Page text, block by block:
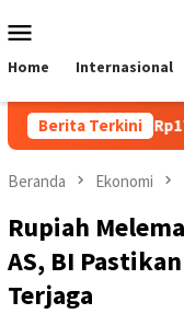
ke
Mobile
Home Internasional
Berita Terkini
ke Rp17.935
Beranda Ekonomi
Rupiah
AS, BI
Terjaga